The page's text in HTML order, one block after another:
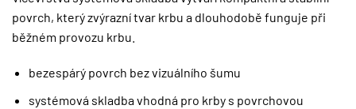
povrch, který zvýrazní tvar krbu a dlouhodobě funguje při
běžném provozu krbu.
bezespárý povrch bez vizuálního šumu
systémová skladba vhodná pro krby s povrchovou